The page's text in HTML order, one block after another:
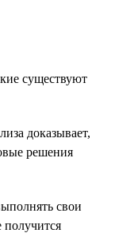
существуют
доказывает,
решения
свои
получится